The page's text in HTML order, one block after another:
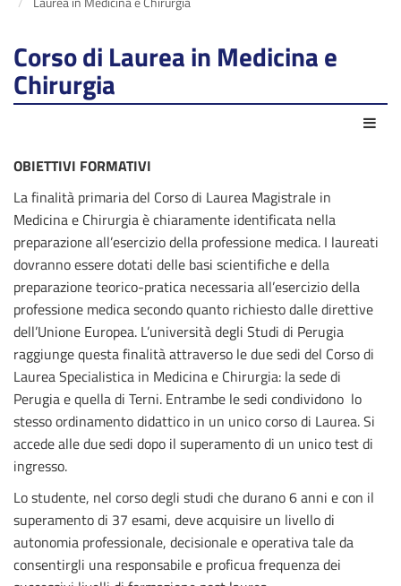
Corso di Laurea in Medicina e
Chirurgia
OBIETTIVI FORMATIVI
La finalità primaria del Corso di Laurea Magistrale in
Medicina e Chirurgia è chiaramente identificata nella
preparazione all’esercizio della professione medica. I laureati
dovranno essere dotati delle basi scientifiche e della
preparazione teorico-pratica necessaria all’esercizio della
professione medica secondo quanto richiesto dalle direttive
dell’Unione Europea. L’università degli Studi di Perugia
raggiunge questa finalità attraverso le due sedi del Corso di
Laurea Specialistica in Medicina e Chirurgia: la sede di
Perugia e quella di Terni. Entrambe le sedi condividono lo
stesso ordinamento didattico in un unico corso di Laurea. Si
accede alle due sedi dopo il superamento di un unico test di
ingresso.
Lo studente, nel corso degli studi che durano 6 anni e con il
superamento di 37 esami, deve acquisire un livello di
autonomia professionale, decisionale e operativa tale da
consentirgli una responsabile e proficua frequenza dei